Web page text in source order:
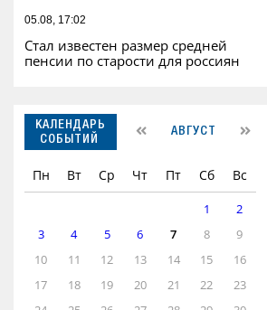
05.08, 17:02
Стал известен размер средней
пенсии по старости для россиян
КАЛЕНДАРЬ
СОБЫТИЙ
АВГУСТ
Пн Вт Ср Чт Пт Сб Вс
1
2
3
4 5 6 7 8
9
10
11 12 13 14 15
16
17
18 19 20 21 22
23